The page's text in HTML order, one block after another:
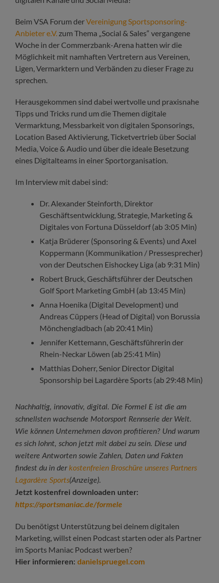
Beim VSA Forum derVereinigung Sportsponsoring-
Anbieter e.V. zum Thema „Social & Sales“ vergangene
Woche in der Commerzbank-Arena hatten wir die
Möglichkeit mit namhaften Vertretern aus Vereinen,
Ligen, Vermarktern und Verbänden zu dieser Frage zu
sprechen.
Herausgekommen sind dabei wertvolle und praxisnahe
Tipps und Tricks rund um die Themen digitale
Vermarktung, Messbarkeit von digitalen Sponsorings,
Location Based Aktivierung, Ticketvertrieb über Social
Media, Voice & Audio und über die ideale Besetzung
eines Digitalteams in einer Sportorganisation.
Im Interview mit dabei sind:
Dr. Alexander Steinforth, Direktor
Geschäftsentwicklung, Strategie, Marketing &
Digitales von Fortuna Düsseldorf (ab 3:05 Min)
Katja Brüderer (Sponsoring & Events) und Axel
Koppermann (Kommunikation / Pressesprecher)
von der Deutschen Eishockey Liga (ab 9:31 Min)
Robert Bruck, Geschäftsführer der Deutschen
Golf Sport Marketing GmbH (ab 13:45 Min)
Anna Hoenika (Digital Development) und
Andreas Cüppers (Head of Digital) von Borussia
Mönchengladbach (ab 20:41 Min)
Jennifer Kettemann, Geschäftsführerin der
Rhein-Neckar Löwen (ab 25:41 Min)
Matthias Doherr, Senior Director Digital
Sponsorship bei Lagardère Sports (ab 29:48 Min)
Nachhaltig, innovativ, digital. Die Formel E ist die am
schnellsten wachsende Motorsport Rennserie der Welt.
Wie können Unternehmen davon profitieren? Und warum
es sich lohnt, schon jetzt mit dabei zu sein. Diese und
weitere Antworten sowie Zahlen, Daten und Fakten
findest du in derkostenfreien Broschüre unseres Partners
Lagardère Sports(Anzeige).
Jetzt kostenfrei downloaden unter:
https://sportsmaniac.de/formele
Du benötigst Unterstützung bei deinem digitalen
Marketing, willst einen Podcast starten oder als Partner
im Sports Maniac Podcast werben?
Hier informieren:danielspruegel.com